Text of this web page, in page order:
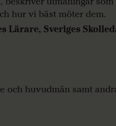
hur vi bäst möter dem.
Lärare, Sveriges
och huvudmän samt